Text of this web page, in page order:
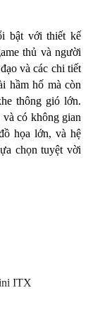
160mm
bật với thiết kế
thủ và người
và các chi tiết
hầm hố mà còn
thông gió lớn.
có không gian
họa lớn, và hệ
chọn tuyệt vời
ITX